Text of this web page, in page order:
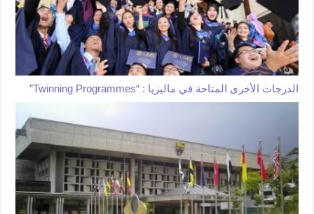
الدرجات الأخرى المتاحة في ماليزيا : “Twinning Programmes”